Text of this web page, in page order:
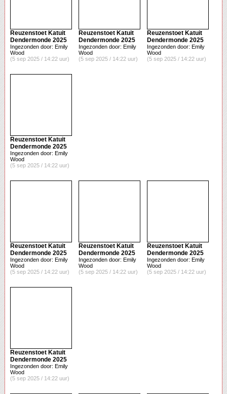
Reuzenstoet Katuit
Dendermonde 2025
Ingezonden door: Emily
Wood
(5 sep 2025 / 14:22 uur)
Reuzenstoet Katuit
Dendermonde 2025
Ingezonden door: Emily
Wood
(5 sep 2025 / 14:22 uur)
Reuzenstoet Katuit
Dendermonde 2025
Ingezonden door: Emily
Wood
(5 sep 2025 / 14:22 uur)
Reuzenstoet Katuit
Dendermonde 2025
Ingezonden door: Emily
Wood
(5 sep 2025 / 14:22 uur)
Reuzenstoet Katuit
Dendermonde 2025
Ingezonden door: Emily
Wood
(5 sep 2025 / 14:22 uur)
Reuzenstoet Katuit
Dendermonde 2025
Ingezonden door: Emily
Wood
(5 sep 2025 / 14:22 uur)
Reuzenstoet Katuit
Dendermonde 2025
Ingezonden door: Emily
Wood
(5 sep 2025 / 14:22 uur)
Reuzenstoet Katuit
Dendermonde 2025
Ingezonden door: Emily
Wood
(5 sep 2025 / 14:22 uur)